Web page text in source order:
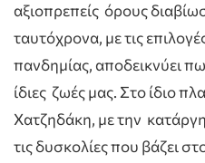
αξιοπρεπείς όρους
ταυτόχρονα, με τις
πανδημίας, αποδεικνύει
ίδιες ζωές μας. Στο ίδιο
Χατζηδάκη, με την
τις δυσκολίες που βάζει